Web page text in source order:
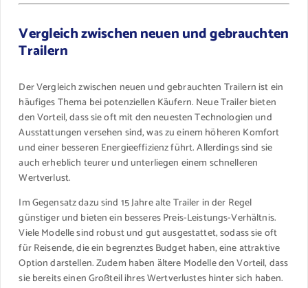
Vergleich zwischen neuen und gebrauchten
Trailern
Der Vergleich zwischen neuen und gebrauchten Trailern ist ein
häufiges Thema bei potenziellen Käufern. Neue Trailer bieten
den Vorteil, dass sie oft mit den neuesten Technologien und
Ausstattungen versehen sind, was zu einem höheren Komfort
und einer besseren Energieeffizienz führt. Allerdings sind sie
auch erheblich teurer und unterliegen einem schnelleren
Wertverlust.
Im Gegensatz dazu sind 15 Jahre alte Trailer in der Regel
günstiger und bieten ein besseres Preis-Leistungs-Verhältnis.
Viele Modelle sind robust und gut ausgestattet, sodass sie oft
für Reisende, die ein begrenztes Budget haben, eine attraktive
Option darstellen. Zudem haben ältere Modelle den Vorteil, dass
sie bereits einen Großteil ihres Wertverlustes hinter sich haben.